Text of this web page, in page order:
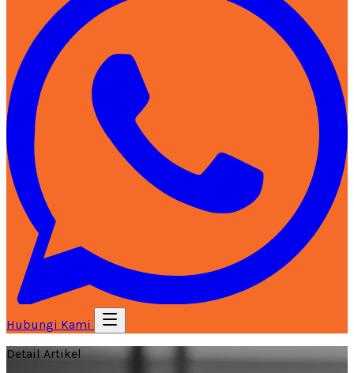
Hubungi Kami
Detail Artikel